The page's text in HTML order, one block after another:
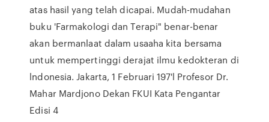
atas hasil yang telah dicapai. Mudah-mudahan
buku 'Farmakologi dan Terapi" benar-benar
akan bermanlaat dalam usaaha kita bersama
untuk mempertinggi derajat ilmu kedokteran di
lndonesia. Jakarta, 1 Februari 197'l Profesor Dr.
Mahar Mardjono Dekan FKUI Kata Pengantar
Edisi 4